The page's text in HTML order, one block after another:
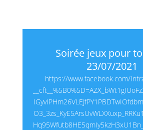
Soirée jeux pour
23/07/2021
https://www.facebook.com/